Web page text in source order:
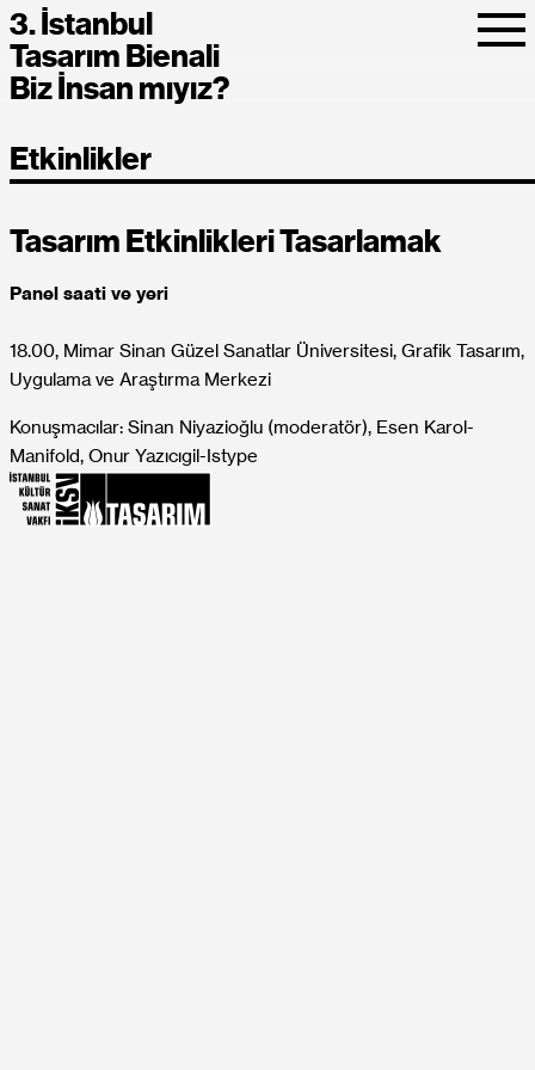
3. İstanbul
Tasarım Bienali
Biz İnsan mıyız?
Etkinlikler
Tasarım Etkinlikleri Tasarlamak
Panel saati ve yeri
18.00, Mimar Sinan Güzel Sanatlar Üniversitesi, Grafik Tasarım,
Uygulama ve Araştırma Merkezi
Konuşmacılar: Sinan Niyazioğlu (moderatör), Esen Karol-
Manifold, Onur Yazıcıgil-Istype